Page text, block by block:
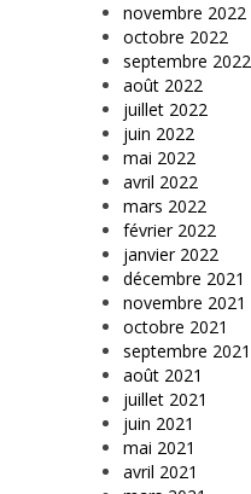
novembre 2022
octobre 2022
septembre 2022
août 2022
juillet 2022
juin 2022
mai 2022
avril 2022
mars 2022
février 2022
janvier 2022
décembre 2021
novembre 2021
octobre 2021
septembre 2021
août 2021
juillet 2021
juin 2021
mai 2021
avril 2021